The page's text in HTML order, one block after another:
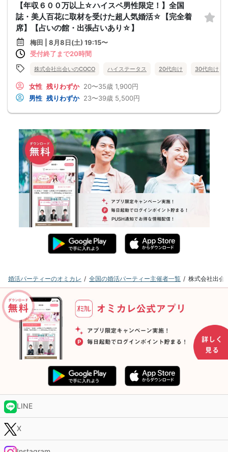
【年収６００万以上☆ハイスペ男性限定！】全国
誌・美人百花に取材を受けた超人気婚活☆【完全着
席】【占いの館・出張占いあり☆】
梅田 | 8月8日(土) 19:15〜
受付終了まで20時間
株式会社出会いのCOCO ハイステータス 20代向け 30代向け
女性 残りわずか 20〜35歳 1,900円
男性 残りわずか 23〜39歳 5,500円
婚活パーティーのオミカレ 全国の婚活パーティー主催者一覧 株式会社出会
LINE
X